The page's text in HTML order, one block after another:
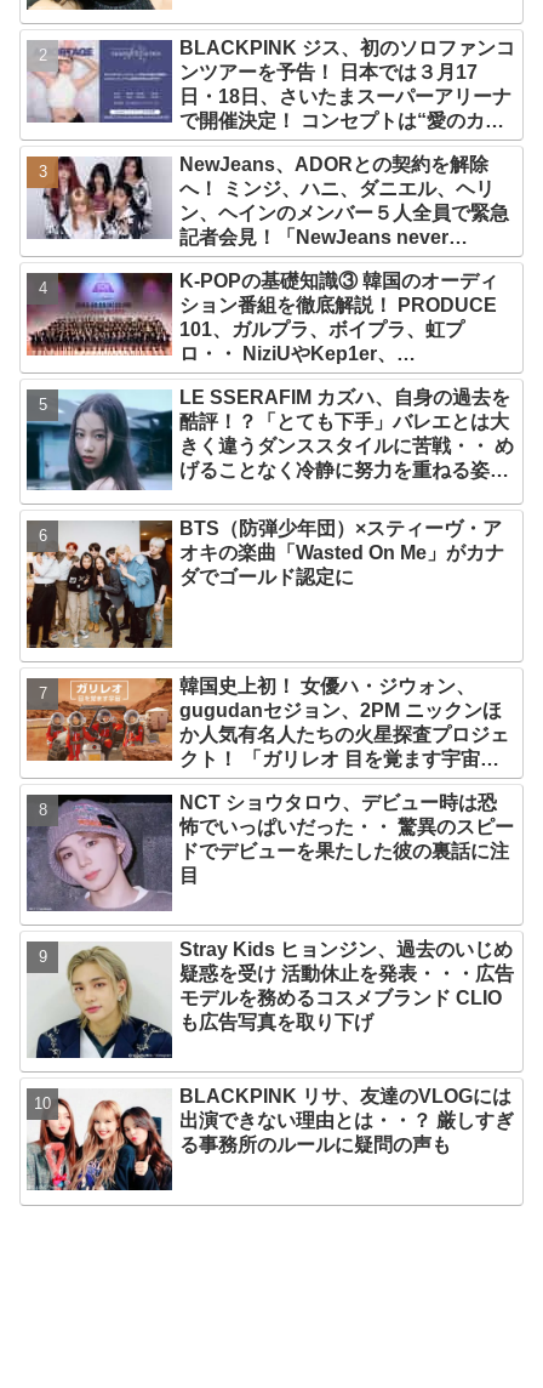
BLACKPINK ジス、初のソロファンコ
ンツアーを予告！ 日本では３月17
日・18日、さいたまスーパーアリーナ
で開催決定！ コンセプトは“愛のカケ
ラ”！？ 14日には新アルバム
『AMORTAGE』もリリース
NewJeans、ADORとの契約を解除
へ！ ミンジ、ハニ、ダニエル、ヘリ
ン、ヘインのメンバー５人全員で緊急
記者会見！「NewJeans never
dies!」と微笑みの宣言！ ADOR側、
2029年まで契約有効と主張
K-POPの基礎知識③ 韓国のオーディ
ション番組を徹底解説！ PRODUCE
101、ガルプラ、ボイプラ、虹プ
ロ・・ NiziUやKep1er、
ZEROBASEONEら人気グループが
続々と誕生！ JO1やINI、ME:Iを生ん
だ日プまで一挙紹介
LE SSERAFIM カズハ、自身の過去を
酷評！？「とても下手」バレエとは大
きく違うダンススタイルに苦戦・・ め
げることなく冷静に努力を重ねる姿に
BTS（防弾少年団）×スティーヴ・ア
オキの楽曲「Wasted On Me」がカナ
ダでゴールド認定に
韓国史上初！ 女優ハ・ジウォン、
gugudanセジョン、2PM ニックンほ
か人気有名人たちの火星探査プロジェ
クト！ 「ガリレオ 目を覚ます宇宙」
10月10日（水）日本初放送決定
NCT ショウタロウ、デビュー時は恐
怖でいっぱいだった・・ 驚異のスピー
ドでデビューを果たした彼の裏話に注
目
Stray Kids ヒョンジン、過去のいじめ
疑惑を受け 活動休止を発表・・・広告
モデルを務めるコスメブランド CLIO
も広告写真を取り下げ
BLACKPINK リサ、友達のVLOGには
出演できない理由とは・・？ 厳しすぎ
る事務所のルールに疑問の声も